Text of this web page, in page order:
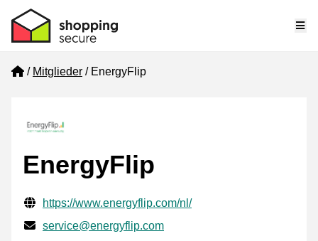
Home
Mitglieder EnergyFlip
EnergyFlip
Geprüfte Kontaktinformationen
Website URL
https://www.energyflip.com/nl/
E-mail
service@energyflip.com